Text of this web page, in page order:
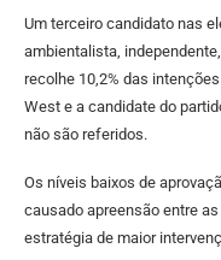
Um terceiro candidato nas
ambientalista,
recolhe 10,2% das
West e a candidate do
não são referidos.
Os níveis baixos de
causado apreensão entre
estratégia de maior